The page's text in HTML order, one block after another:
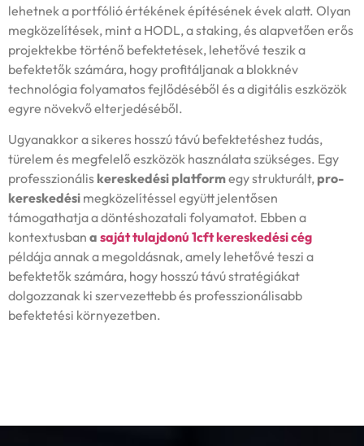
lehetnek a portfólió értékének építésének évek alatt. Olyan
megközelítések, mint a HODL, a staking, és alapvetően erős
projektekbe történő befektetések, lehetővé teszik a
befektetők számára, hogy profitáljanak a blokknév
technológia folyamatos fejlődéséből és a digitális eszközök
egyre növekvő elterjedéséből.
Ugyanakkor a sikeres hosszú távú befektetéshez tudás,
türelem és megfelelő eszközök használata szükséges. Egy
professzionális kereskedési platformegy strukturált, pro-
kereskedési megközelítéssel együtt jelentősen
támogathatja a döntéshozatali folyamatot. Ebben a
kontextusban a saját tulajdonú 1cft kereskedési cég
példája annak a megoldásnak, amely lehetővé teszi a
befektetők számára, hogy hosszú távú stratégiákat
dolgozzanak ki szervezettebb és professzionálisabb
befektetési környezetben.